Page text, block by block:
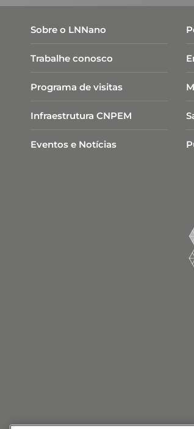
Sobre o LNNano
Trabalhe conosco
Programa de visitas
Infraestrutura CNPEM
Eventos e Notícias